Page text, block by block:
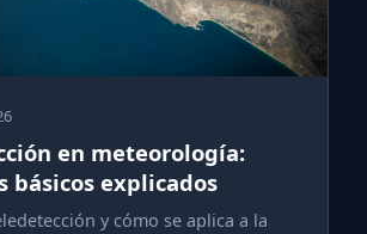
en meteorología:
básicos explicados
y cómo se aplica a la